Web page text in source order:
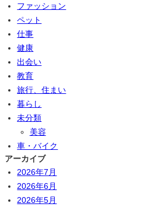
ファッション
ペット
仕事
健康
出会い
教育
旅行、住まい
暮らし
未分類
美容
車・バイク
アーカイブ
2026年7月
2026年6月
2026年5月